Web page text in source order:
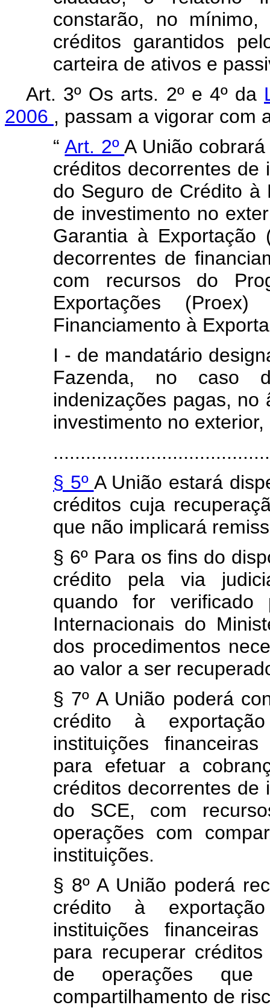
constarão, no
créditos garantidos
carteira de ativos e
Art. 3º Os arts. 2º e 4º da
2006 , passam a vigorar com
“Art. 2ºA União
créditos decorrentes de
do Seguro de Crédito à
de investimento no
Garantia à Exportação
decorrentes de
com recursos do
Exportações
Financiamento à
I - de mandatário
Fazenda, no caso
indenizações pagas,
investimento no
§ 5º A União estará
créditos cuja
que não implicará
§ 6º Para os fins do
crédito pela via
quando for verificado
Internacionais do
dos procedimentos
ao valor a ser
§ 7º A União poderá
crédito à exportação
instituições
para efetuar a
créditos decorrentes de
do SCE, com
operações com
instituições.
§ 8º A União poderá
crédito à exportação
instituições
para recuperar
de operações
compartilhamento de